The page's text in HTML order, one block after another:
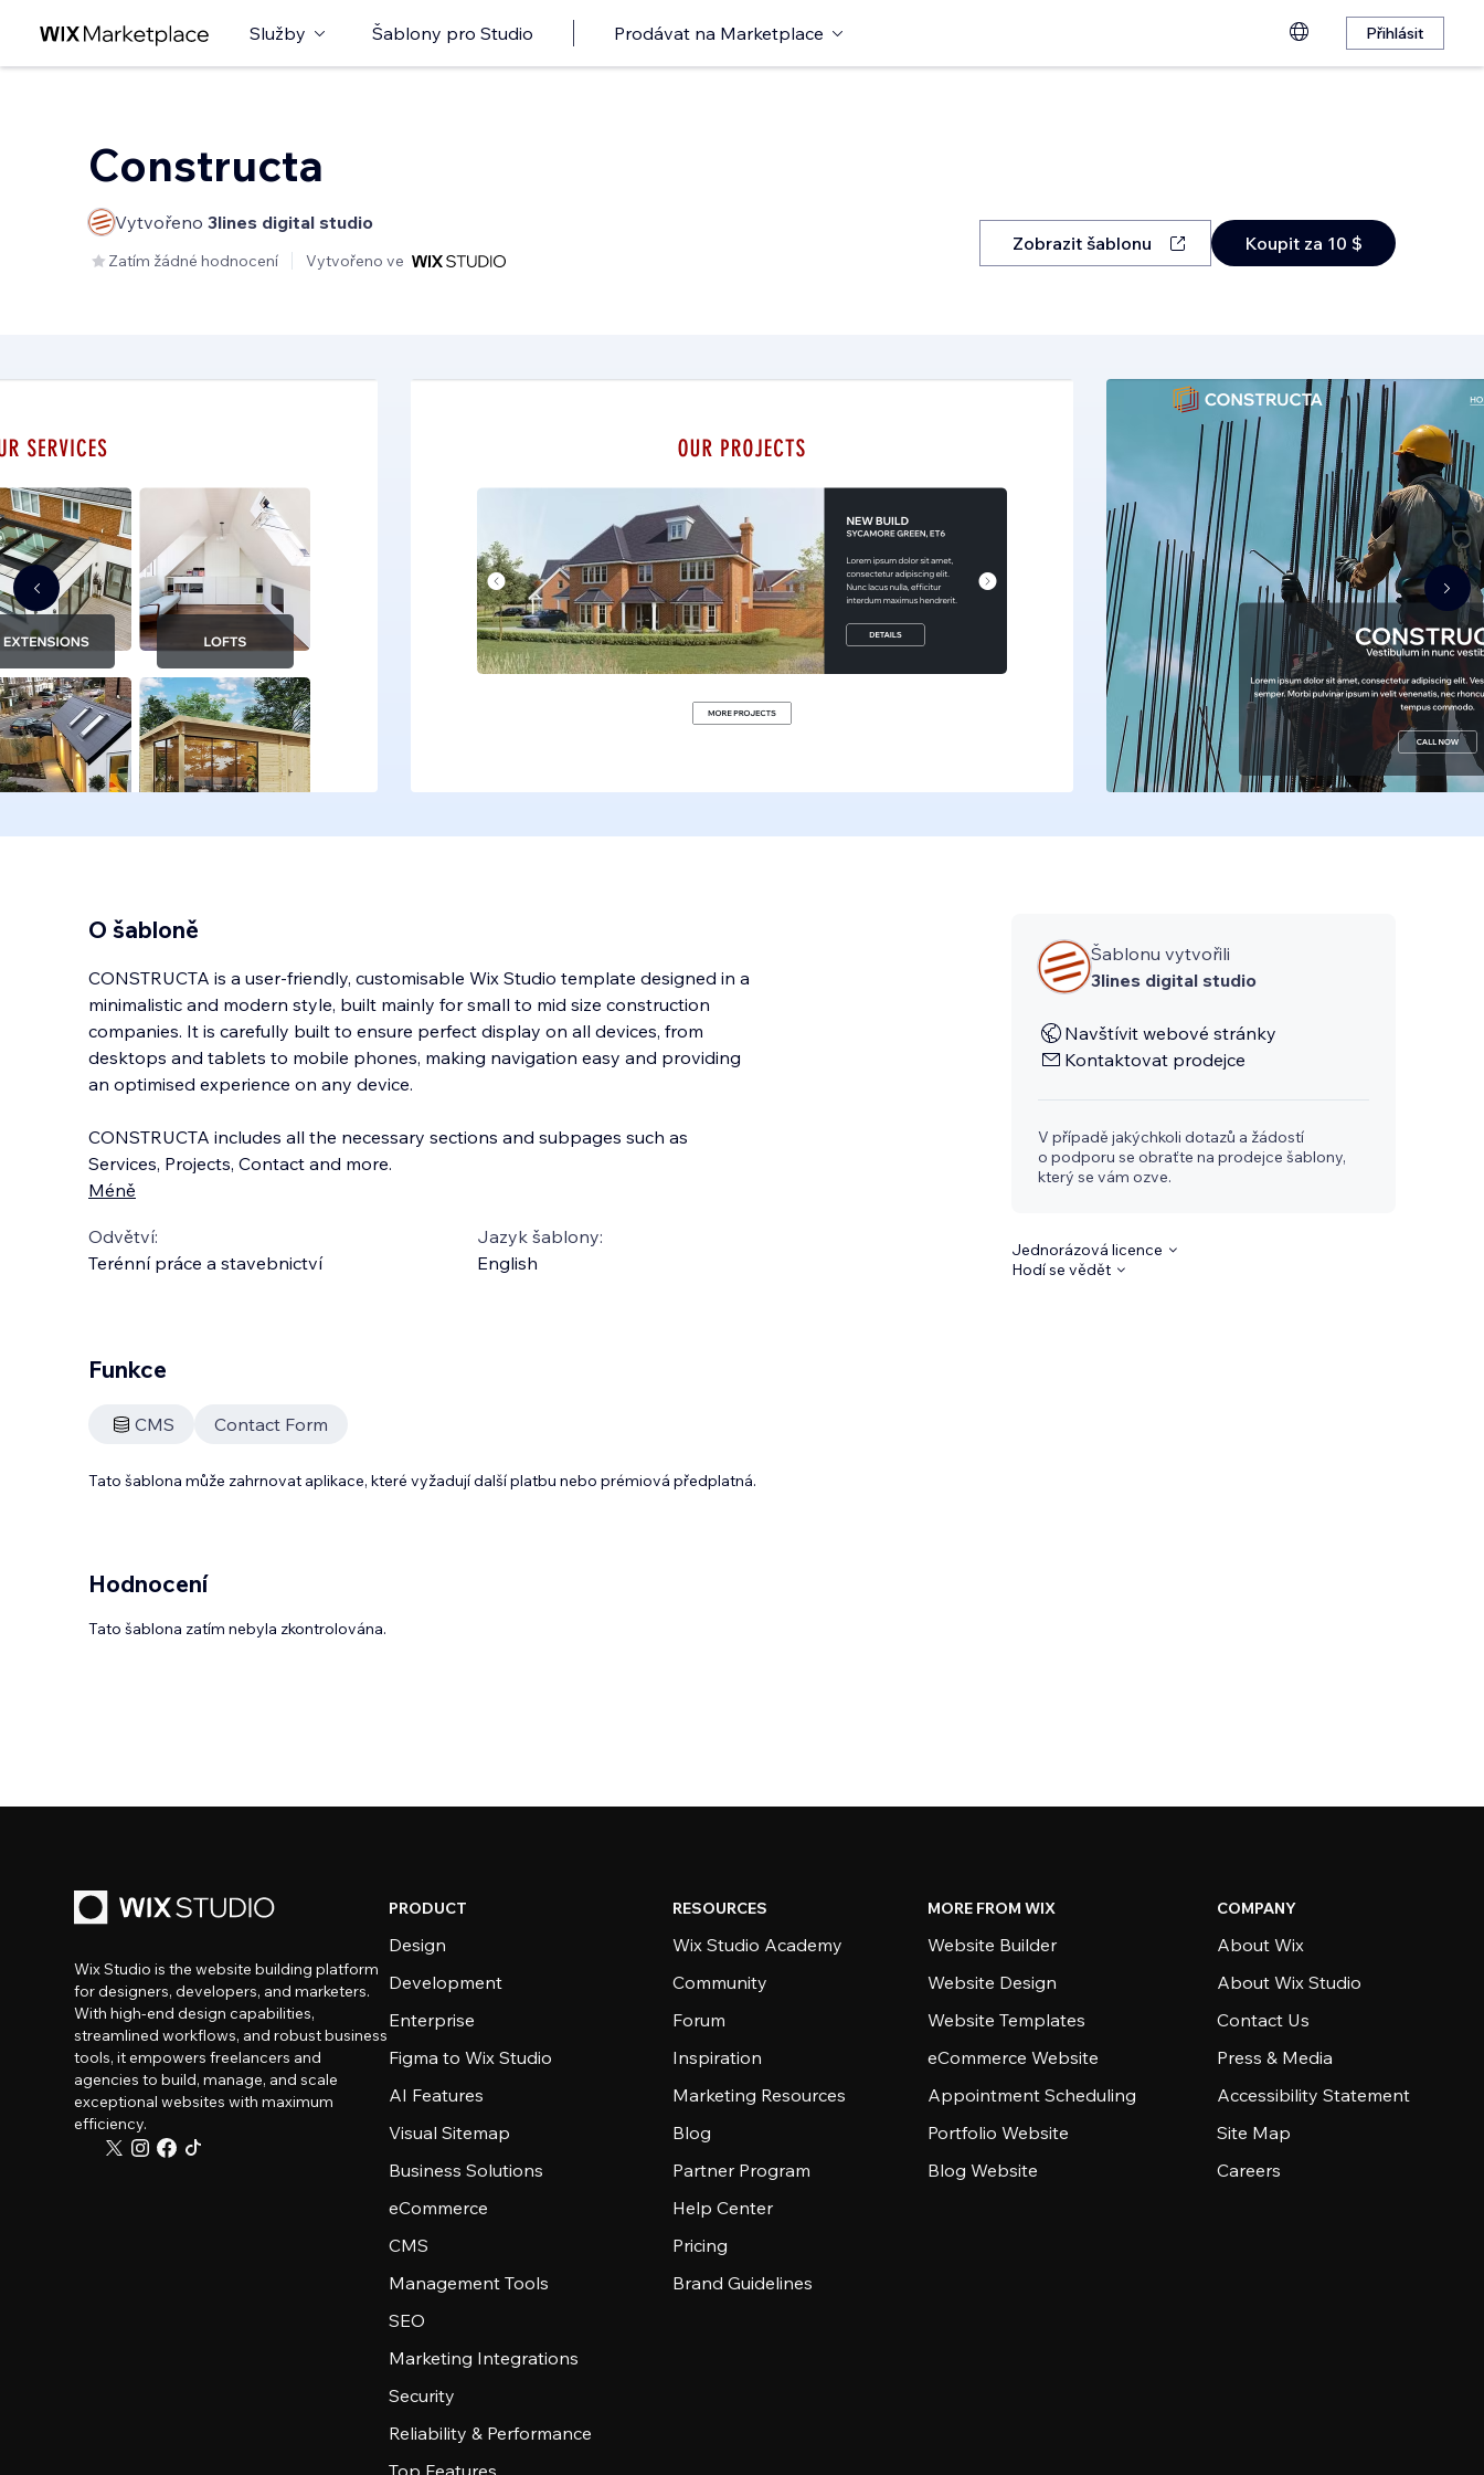
Služby Šablony pro Studio Prodávat na Marketplace Přihlásit
Constructa
Vytvořeno 3lines digital studio
Zatím žádné hodnocení Vytvořeno ve
Zobrazit šablonu Koupit za 10 $
O šabloně
CONSTRUCTA is a user-friendly, customisable Wix Studio template designed in a
minimalistic and modern style, built mainly for small to mid size construction
companies. It is carefully built to ensure perfect display on all devices, from
desktops and tablets to mobile phones, making navigation easy and providing
an optimised experience on any device.
CONSTRUCTA includes all the necessary sections and subpages such as
Services, Projects, Contact and more.
Méně
Odvětví:
Terénní práce a stavebnictví
Jazyk šablony:
English
Šablonu vytvořili
3lines digital studio
Navštívit webové stránky
Kontaktovat prodejce
V případě jakýchkoli dotazů a žádostí
o podporu se obraťte na prodejce šablony,
který se vám ozve.
Jednorázová licence
Hodí se vědět
Funkce
CMS Contact Form
Tato šablona může zahrnovat aplikace, které vyžadují další platbu nebo prémiová předplatná.
Hodnocení
Tato šablona zatím nebyla zkontrolována.
Wix Studio is the website building platform
for designers, developers, and marketers.
With high-end design capabilities,
streamlined workflows, and robust business
tools, it empowers freelancers and
agencies to build, manage, and scale
exceptional websites with maximum
efficiency.
PRODUCT
Design
Development
Enterprise
Figma to Wix Studio
AI Features
Visual Sitemap
Business Solutions
eCommerce
CMS
Management Tools
SEO
Marketing Integrations
Security
Reliability & Performance
Top Features
RESOURCES
Wix Studio Academy
Community
Forum
Inspiration
Marketing Resources
Blog
Partner Program
Help Center
Pricing
Brand Guidelines
MORE FROM WIX
Website Builder
Website Design
Website Templates
eCommerce Website
Appointment Scheduling
Portfolio Website
Blog Website
COMPANY
About Wix
About Wix Studio
Contact Us
Press & Media
Accessibility Statement
Site Map
Careers